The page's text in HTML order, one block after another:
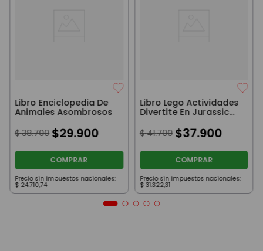
Libro Enciclopedia De
Animales Asombrosos
$ 38.700 $29.900
COMPRAR
Precio sin impuestos nacionales:
$ 24.710,74
Libro Lego Actividades
Divertite En Jurassic
$ 41.700 $37.900
COMPRAR
Precio sin impuestos nacionales:
$ 31.322,31